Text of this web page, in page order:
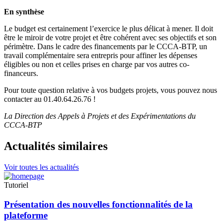
En synthèse
Le budget est certainement l’exercice le plus délicat à mener. Il doit
être le miroir de votre projet et être cohérent avec ses objectifs et son
périmètre. Dans le cadre des financements par le CCCA-BTP, un
travail complémentaire sera entrepris pour affiner les dépenses
éligibles ou non et celles prises en charge par vos autres co-
financeurs.
Pour toute question relative à vos budgets projets, vous pouvez nous
contacter au 01.40.64.26.76 !
La Direction des Appels à Projets et des Expérimentations du
CCCA-BTP
Actualités similaires
Voir toutes les actualités
Tutoriel
Présentation des nouvelles fonctionnalités de la
plateforme